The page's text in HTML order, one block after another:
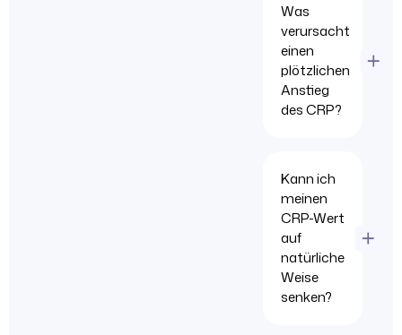
Was
verursacht
einen
plötzlichen
Anstieg
des CRP?
Kann ich
meinen
CRP-Wert
auf
natürliche
Weise
senken?